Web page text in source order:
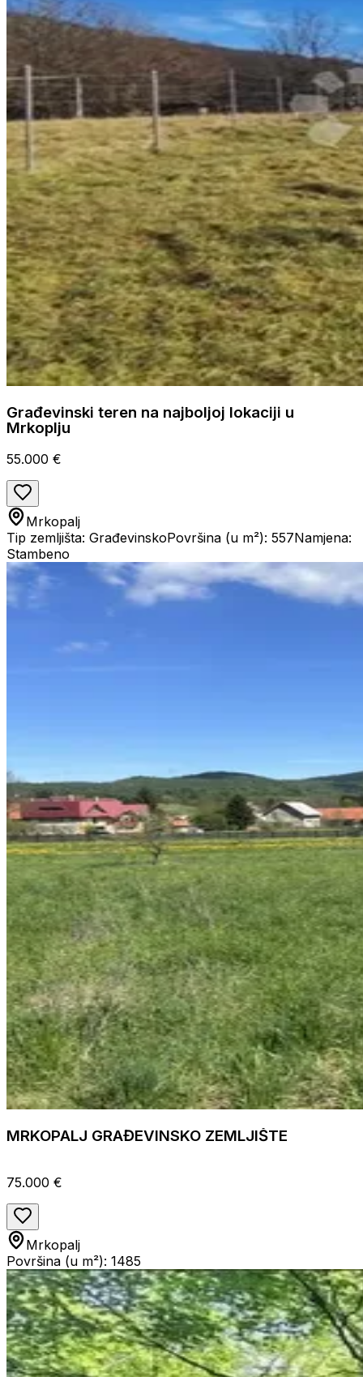
Građevinski teren na najboljoj lokaciji u
Mrkoplju
55.000 €
Mrkopalj
Tip zemljišta: GrađevinskoPovršina (u m²): 557Namjena:
Stambeno
MRKOPALJ GRAĐEVINSKO ZEMLJIŠTE
75.000 €
Mrkopalj
Površina (u m²): 1485